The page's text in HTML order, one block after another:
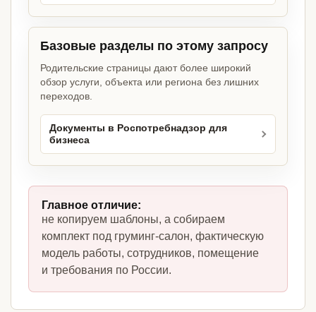
Базовые разделы по этому запросу
Родительские страницы дают более широкий
обзор услуги, объекта или региона без лишних
переходов.
Документы в Роспотребнадзор для
бизнеса
Главное отличие:
не копируем шаблоны, а собираем
комплект под груминг-салон, фактическую
модель работы, сотрудников, помещение
и требования по России.